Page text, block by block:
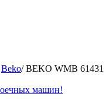
Beko/BEKO WMB 61431